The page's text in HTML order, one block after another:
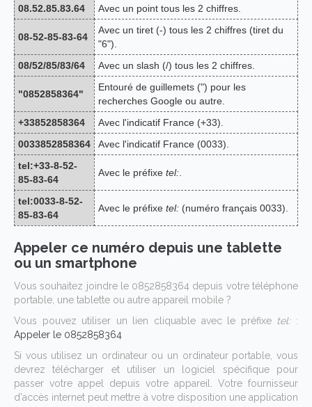
08.52.85.83.64
Avec un point tous les 2 chiffres.
08-52-85-83-64
Avec un tiret (-) tous les 2 chiffres (tiret du
"6").
08/52/85/83/64
Avec un slash (/) tous les 2 chiffres.
"0852858364"
Entouré de guillemets (") pour les
recherches Google ou autre.
+33852858364
Avec l'indicatif France (+33).
0033852858364
Avec l'indicatif France (0033).
tel:+33-8-52-
85-83-64
Avec le préfixe tel:
tel:0033-8-52-
85-83-64
Avec le préfixe tel: (numéro français 0033).
Appeler ce numéro depuis une tablette
ou un smartphone
Vous souhaitez joindre le 0852858364 depuis votre téléphone
portable, une tablette ou autre appareil mobile ?
Vous pouvez utiliser un lien cliquable avec le préfixe tel::
Appeler le 0852858364
Si vous utilisez un ordinateur ou un ordinateur portable, vous
devrez télécharger et utiliser un logiciel spécifique pour
passer votre appel depuis votre appareil. Votre fournisseur
d'accès internet peut mettre à votre disposition une application